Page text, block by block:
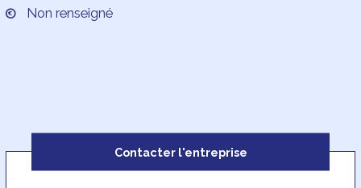
Non renseigné
Contacter l'entreprise